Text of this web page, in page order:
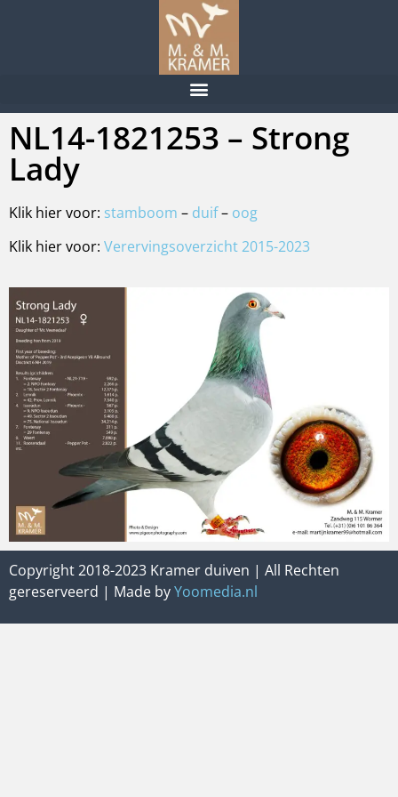
NL14-1821253 – Strong
Lady
Klik hier voor: stamboom – duif– oog
Klik hier voor: Verervingsoverzicht 2015-2023
Copyright 2018-2023 Kramer duiven | All Rechten
gereserveerd | Made byYoomedia.nl